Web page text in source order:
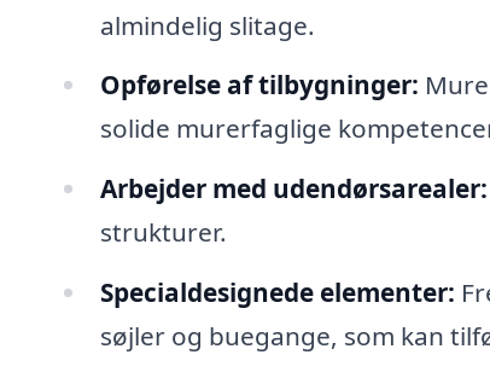
almindelig slitage.
Opførelse af tilbygninger:
solide murerfaglige
Arbejder med udendørsarealer:
strukturer.
Specialdesignede elementer:
søjler og buegange, som kan